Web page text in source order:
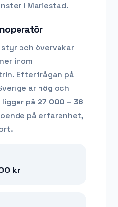
i Mariestad.
och övervakar
inom
Efterfrågan på
är hög och
på 27 000 – 36
på erfarenhet,
kr